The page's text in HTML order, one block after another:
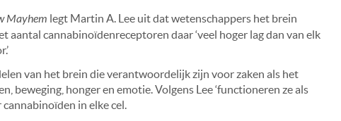
Mayhem legt Martin A. Lee uit dat wetenschappers het brein
aantal cannabinoïdenreceptoren daar ‘veel hoger lag dan van elk
van het brein die verantwoordelijk zijn voor zaken als het
beweging, honger en emotie. Volgens Lee ‘functioneren ze als
in elke cel.